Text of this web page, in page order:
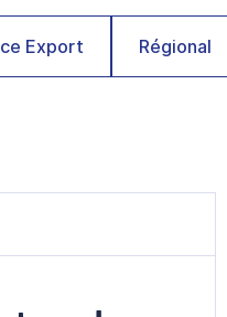
Export Régional